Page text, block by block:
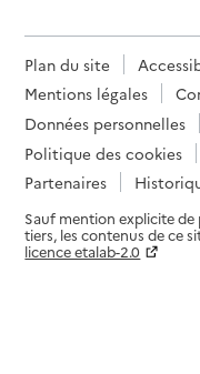
Plan du site
Mentions légales
Données personnelles
Politique des cookies
Partenaires
Sauf mention explicite
tiers, les contenus de ce
licence etalab-2.0